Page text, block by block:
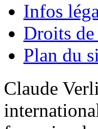
Infos
Droits
Plan du
Claude